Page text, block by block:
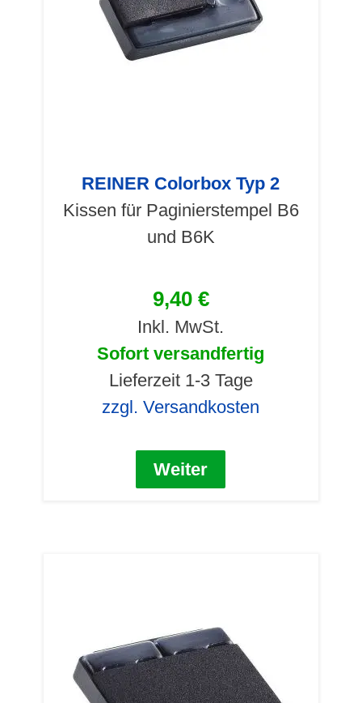
REINER Colorbox Typ 2
Kissen für Paginierstempel B6
und B6K
9,40 €
Inkl. MwSt.
Sofort versandfertig
Lieferzeit 1-3 Tage
zzgl. Versandkosten
Weiter